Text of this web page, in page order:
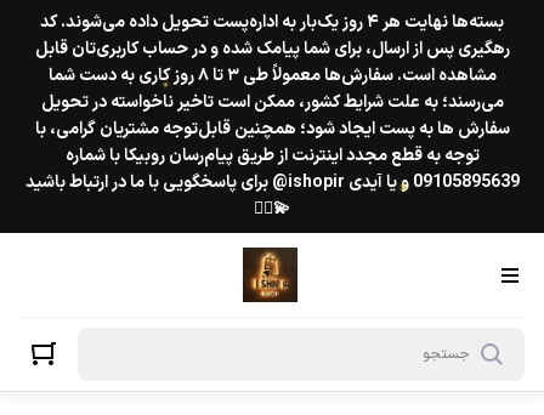
بسته‌ها نهایت هر ۴ روز یک‌بار به اداره‌پست تحویل داده می‌شوند. کد
رهگیری پس از ارسال، برای شما پیامک شده و در حساب کاربری‌تان قابل
مشاهده است. سفارش‌ها معمولاً طی ۳ تا ۸ روز کاری به دست شما
می‌رسند؛ به علت شرایط کشور، ممکن است تاخیر ناخواسته در تحویل
سفارش ها به پست ایجاد شود؛ همچنین قابل‌توجه مشتریان گرامی، با
توجه به قطع مجدد اینترنت از طریق پیام‌رسان روبیکا با شماره
09105895639 و یا آیدی ishopir@ برای پاسخگویی با ما در ارتباط باشید
💫❤️‍🔥